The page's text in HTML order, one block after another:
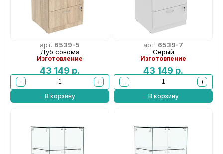
арт. 6539-5
Дуб сонома
Изготовление
43 149 р.
−
+
В корзину
арт. 6539-7
Серый
Изготовление
43 149 р.
−
+
В корзину